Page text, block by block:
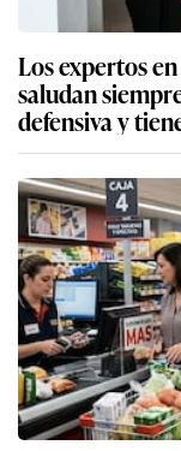
Los expertos
saludan
defensiva y